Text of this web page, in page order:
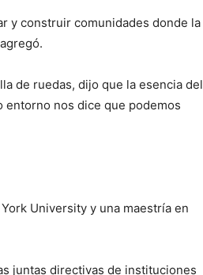
y construir comunidades donde la
de ruedas, dijo que la esencia del
entorno nos dice que podemos
University y una maestría en
juntas directivas de instituciones